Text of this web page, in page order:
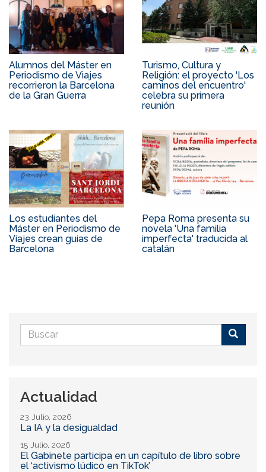
Alumnos del Máster en
Periodismo de Viajes
recorrieron la Barcelona
de la Gran Guerra
Turismo, Cultura y
Religión: el proyecto 'Los
caminos del encuentro'
celebra su primera
reunión
Los estudiantes del
Máster en Periodismo de
Viajes crean guías de
Barcelona
Pepa Roma presenta su
novela 'Una familia
imperfecta' traducida al
catalán
Formulario
de
Actualidad
23 Julio, 2026
La IA y la desigualdad
15 Julio, 2026
El Gabinete participa en un capítulo de libro sobre
el ‘activismo lúdico en TikTok’